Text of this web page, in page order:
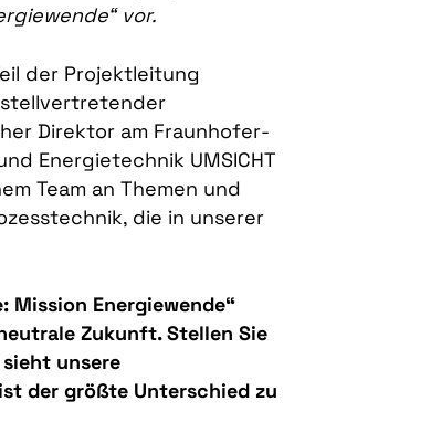
vor.
der Projektleitung
stellvertretender
Direktor am Fraunhofer-
Energietechnik UMSICHT
Team an Themen und
die in unserer
Mission Energiewende“
Zukunft. Stellen Sie
unsere
der größte Unterschied zu